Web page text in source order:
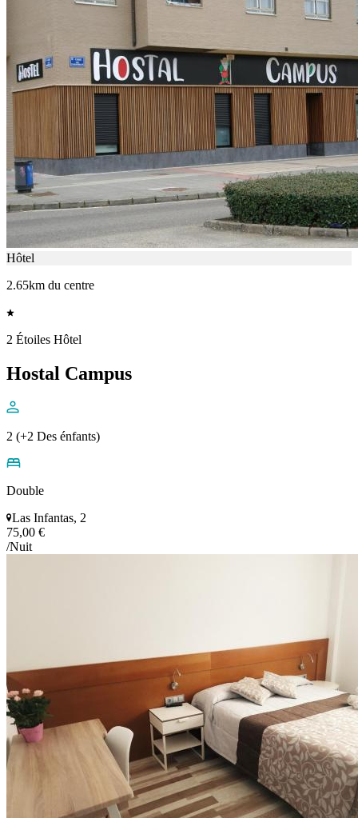
Hôtel
2.65km du centre
2 Étoiles Hôtel
Hostal Campus
2 (+2 Des énfants)
Double
Las Infantas, 2
75,00 €
/Nuit